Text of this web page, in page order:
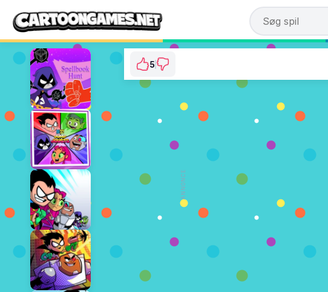
⭐ 71.43% (7 Stemmer)
SPIL NU
5
ANNONCE